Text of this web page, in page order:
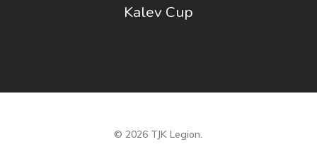
Kalev Cup
© 2026 TJK Legion.